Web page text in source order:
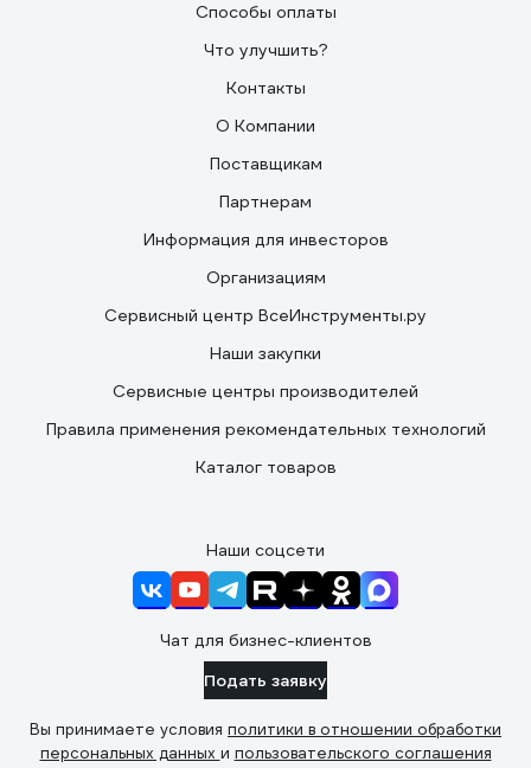
Способы оплаты
Что улучшить?
Контакты
О Компании
Поставщикам
Партнерам
Информация для инвесторов
Организациям
Сервисный центр ВсеИнструменты.ру
Наши закупки
Сервисные центры производителей
Правила применения рекомендательных технологий
Каталог товаров
Наши соцсети
Чат для бизнес-клиентов
Подать заявку
Вы принимаете условия политики в отношении обработки
персональных данных и пользовательского соглашения